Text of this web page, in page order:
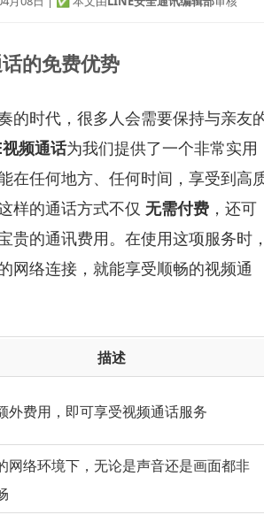
的免费优势
的时代，很多人会需要保持与亲友
频通话为我们提供了一个非常实用
在任何地方、任何时间，享受到高
样的通话方式不仅 无需付费，还可
贵的通讯费用。在使用这项服务时
网络连接，就能享受顺畅的视频通
描述
外费用，即可享受视频通话服务
网络环境下，无论是声音还是画面都非